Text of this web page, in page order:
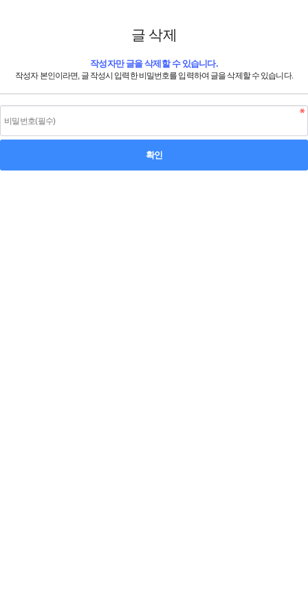
글 삭제
작성자만 글을 삭제할 수 있습니다.
작성자 본인이라면, 글 작성시 입력한 비밀번호를 입력하여 글을 삭제할 수 있습니다.